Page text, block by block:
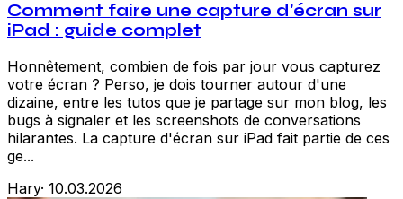
Comment faire une capture d'écran sur
iPad : guide complet
Honnêtement, combien de fois par jour vous capturez
votre écran ? Perso, je dois tourner autour d'une
dizaine, entre les tutos que je partage sur mon blog, les
bugs à signaler et les screenshots de conversations
hilarantes. La capture d'écran sur iPad fait partie de ces
ge...
Hary· 10.03.2026